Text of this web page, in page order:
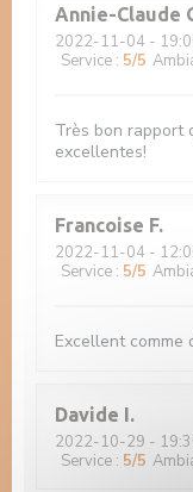
Annie-Claude
2022-11-04 -
Service : 5/5
Très bon rapport
excellentes!
Francoise F
2022-11-04 -
Service : 5/5
Excellent comme
Davide I
2022-10-29 -
Service : 5/5